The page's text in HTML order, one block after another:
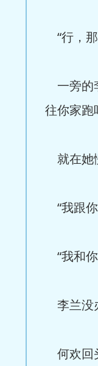
“行，
一旁的
往你家跑
就在她
“我跟
“我和
李兰没
何欢回